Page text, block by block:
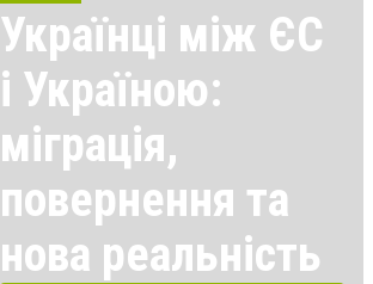
Українці між ЄС
і Україною:
міграція,
повернення та
нова реальність